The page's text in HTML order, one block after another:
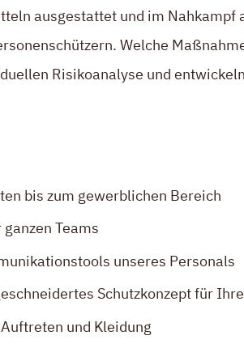
ausgestattet und im Nahkampf
Welche
Risikoanalyse und
bis zum gewerblichen Bereich
Teams
unseres Personals
Schutzkonzept für
und Kleidung